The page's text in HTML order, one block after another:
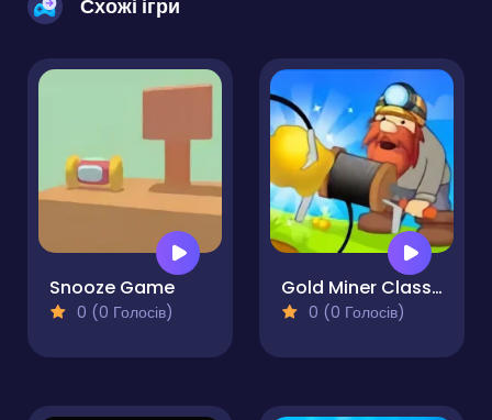
Схожі ігри
Snooze Game
0 (0 Голосів)
Gold Miner Classic
0 (0 Голосів)